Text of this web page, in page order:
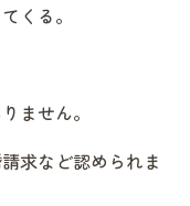
くる。
ません。
求など認められま